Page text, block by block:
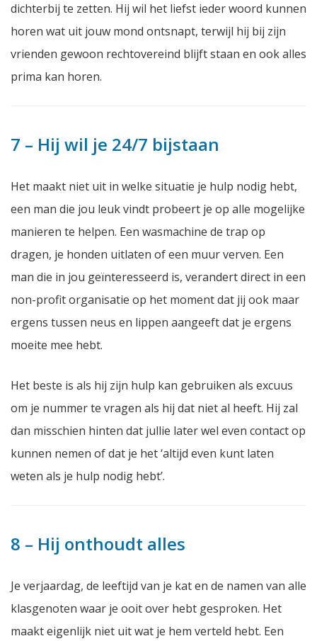
dichterbij te zetten. Hij wil het liefst ieder woord kunnen
horen wat uit jouw mond ontsnapt, terwijl hij bij zijn
vrienden gewoon rechtovereind blijft staan en ook alles
prima kan horen.
7 – Hij wil je 24/7 bijstaan
Het maakt niet uit in welke situatie je hulp nodig hebt,
een man die jou leuk vindt probeert je op alle mogelijke
manieren te helpen. Een wasmachine de trap op
dragen, je honden uitlaten of een muur verven. Een
man die in jou geïnteresseerd is, verandert direct in een
non-profit organisatie op het moment dat jij ook maar
ergens tussen neus en lippen aangeeft dat je ergens
moeite mee hebt.
Het beste is als hij zijn hulp kan gebruiken als excuus
om je nummer te vragen als hij dat niet al heeft. Hij zal
dan misschien hinten dat jullie later wel even contact op
kunnen nemen of dat je het ‘altijd even kunt laten
weten als je hulp nodig hebt’.
8 – Hij onthoudt alles
Je verjaardag, de leeftijd van je kat en de namen van alle
klasgenoten waar je ooit over hebt gesproken. Het
maakt eigenlijk niet uit wat je hem verteld hebt. Een